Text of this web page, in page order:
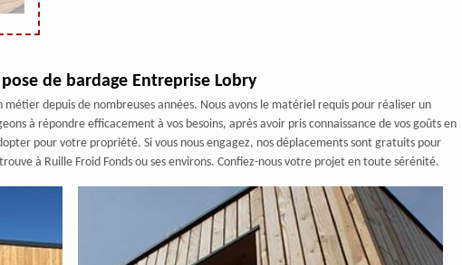
de bardage Entreprise Lobry
depuis de nombreuses années. Nous avons le matériel requis pour réaliser un
à répondre efficacement à vos besoins, après avoir pris connaissance de vos goûts en
pour votre propriété. Si vous nous engagez, nos déplacements sont gratuits pour
à Ruille Froid Fonds ou ses environs. Confiez-nous votre projet en toute sérénité.